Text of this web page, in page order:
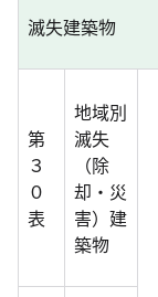
滅失建築物
第
３
０
表
地域別
滅失
（除
却・災
害）建
築物